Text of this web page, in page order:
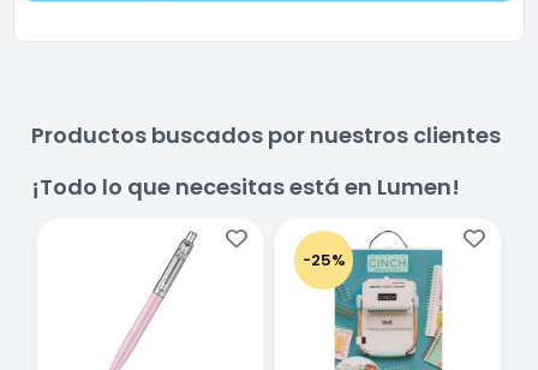
Productos buscados por nuestros clientes
¡Todo lo que necesitas está en Lumen!
-25%